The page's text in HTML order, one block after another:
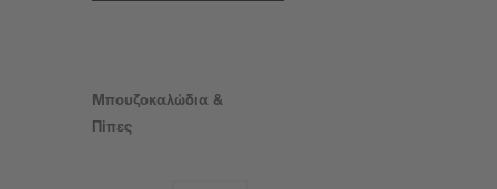
Μπουζοκαλώδια &
Πίπες